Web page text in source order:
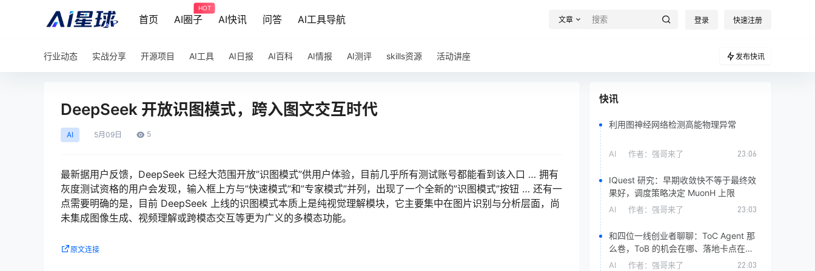
首页 AI圈子
HOT
AI快讯 问答 AI工具导航 文章 登录 快速注册
行业动态 实战分享 开源项目 AI工具 AI日报 AI百科 AI情报 AI测评 skills资源 活动讲座 发布快讯
DeepSeek 开放识图模式，跨入图文交互时代
AI 5月 09日 5
最新据用户反馈，DeepSeek 已经大范围开放”识图模式”供用户体验，目前几乎所有测试账号都能看到该入口 … 拥有
灰度测试资格的用户会发现，输入框上方与”快速模式”和”专家模式”并列，出现了一个全新的”识图模式”按钮 … 还有一
点需要明确的是，目前 DeepSeek 上线的识图模式本质上是纯视觉理解模块，它主要集中在图片识别与分析层面，尚
未集成图像生成、视频理解或跨模态交互等更为广义的多模态功能。
原文连接
快讯
利用图神经网络检测高能物理异常
AI 作者： 强哥来了 23:06
IQuest 研究：早期收敛快不等于最终效
果好，调度策略决定 MuonH 上限
AI 作者： 强哥来了 23:03
和四位一线创业者聊聊：ToC Agent 那
么卷，ToB 的机会在哪、落地卡点在
哪？
AI 作者： 强哥来了 22:03